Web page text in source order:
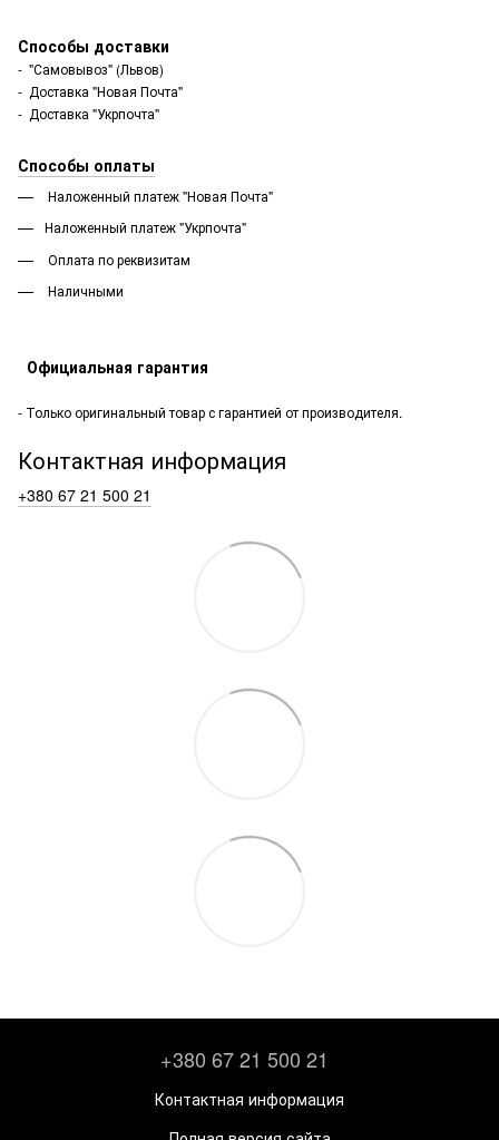
Способы доставки
- "Самовывоз" (Львов)
- Доставка "Новая Почта"
- Доставка "Укрпочта"
Способы оплаты
Наложенный платеж "Новая Почта"
Наложенный платеж "Укрпочта"
Оплата по реквизитам
Наличными
Официальная гарантия
- Только оригинальный товар с гарантией от производителя.
Контактная информация
+380 67 21 500 21
+380 67 21 500 21
Контактная информация